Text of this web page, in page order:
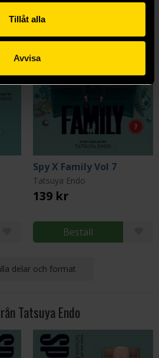
Tillåt alla
Avvisa
Spy X Family Vol 7
Tatsuya Endo
139 kr
Beställ
delar och format
Tatsuya Endo